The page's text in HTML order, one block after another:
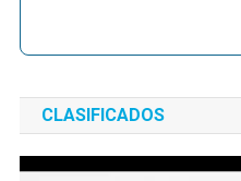
CLASIFICADOS